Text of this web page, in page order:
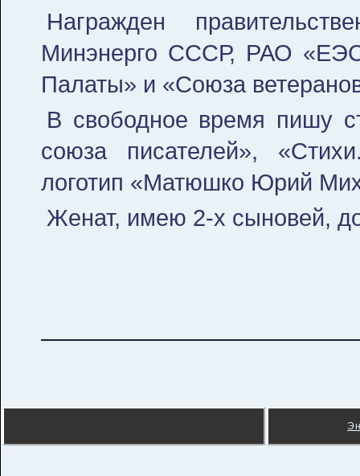
Награжден
Минэнерго СССР, РАО
Палаты» и «Союза
В свободное время пишу
союза писателей»,
логотип «Матюшко Юрий
Женат, имею 2-х сыновей,